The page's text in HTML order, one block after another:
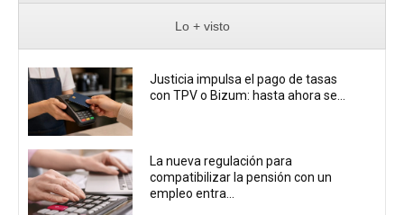
Lo + visto
Justicia impulsa el pago de tasas
con TPV o Bizum: hasta ahora se...
La nueva regulación para
compatibilizar la pensión con un
empleo entra...